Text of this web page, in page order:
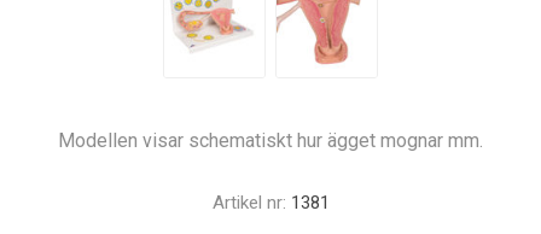
Modellen visar schematiskt hur ägget mognar mm.
Artikel nr: 1381